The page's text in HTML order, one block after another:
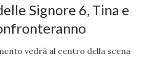
Signore 6, Tina e
vedrà al centro della scena